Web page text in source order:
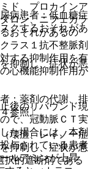
ド、プロカインア
ロン、ニフェカラ
おそれがあるの
ラス１抗不整脈剤
する抑制作用を有
心機能抑制作用が
後のリバウンド現
で、冠動脈ＣＴ実
た場合には、本剤
与されている患者
ルアミンが上昇
病患者：低血糖症
クするおそれがあ
抑制し、症状が悪
：薬剤の代謝、排
参照〕。
壊疽、レイノー症
抑制し、症状が悪
択的遮断剤である